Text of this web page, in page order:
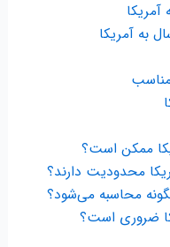
آمریکا
به آمریکا
ممکن است؟
محدودیت دارند؟
محاسبه می‌شود؟
ضروری است؟